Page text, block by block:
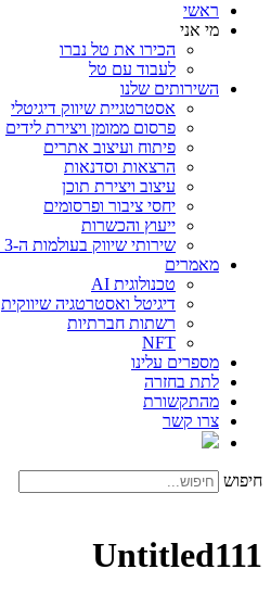
ראשי
מי אני
הכירו את טל נברו
לעבוד עם טל
השירותים שלנו
אסטרטגיית שיווק דיגיטלי
פרסום ממומן ויצירת לידים
פיתוח ועיצוב אתרים
הרצאות וסדנאות
עיצוב ויצירת תוכן
יחסי ציבור ופרסומים
ייעוץ והכשרות
שירותי שיווק בעולמות ה-WEB 3 וה-NFT
מאמרים
טכנולוגית AI
דיגיטל ואסטרטגיה שיווקית
רשתות חברתיות
NFT
מספרים עלינו
לתת בחזרה
מהתקשורת
צרו קשר
חיפוש
Untitled111